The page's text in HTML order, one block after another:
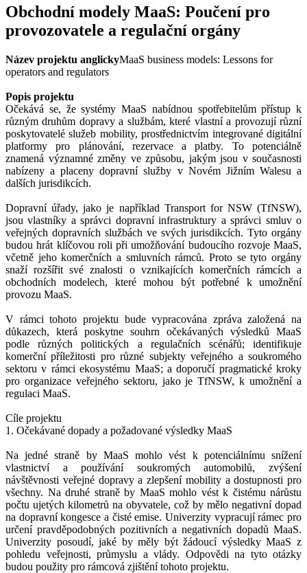
Obchodní modely MaaS: Poučení pro
provozovatele a regulační orgány
Název projektu anglickyMaaS business models: Lessons for
operators and regulators
Popis projektu
Očekává se, že systémy MaaS nabídnou spotřebitelům přístup k
různým druhům dopravy a službám, které vlastní a provozují různí
poskytovatelé služeb mobility, prostřednictvím integrované digitální
platformy pro plánování, rezervace a platby. To potenciálně
znamená významné změny ve způsobu, jakým jsou v současnosti
nabízeny a placeny dopravní služby v Novém Jižním Walesu a
dalších jurisdikcích.
Dopravní úřady, jako je například Transport for NSW (TfNSW),
jsou vlastníky a správci dopravní infrastruktury a správci smluv o
veřejných dopravních službách ve svých jurisdikcích. Tyto orgány
budou hrát klíčovou roli při umožňování budoucího rozvoje MaaS,
včetně jeho komerčních a smluvních rámců. Proto se tyto orgány
snaží rozšířit své znalosti o vznikajících komerčních rámcích a
obchodních modelech, které mohou být potřebné k umožnění
provozu MaaS.
V rámci tohoto projektu bude vypracována zpráva založená na
důkazech, která poskytne souhrn očekávaných výsledků MaaS
podle různých politických a regulačních scénářů; identifikuje
komerční příležitosti pro různé subjekty veřejného a soukromého
sektoru v rámci ekosystému MaaS; a doporučí pragmatické kroky
pro organizace veřejného sektoru, jako je TfNSW, k umožnění a
regulaci MaaS.
Cíle projektu
1. Očekávané dopady a požadované výsledky MaaS
Na jedné straně by MaaS mohlo vést k potenciálnímu snížení
vlastnictví a používání soukromých automobilů, zvýšení
návštěvnosti veřejné dopravy a zlepšení mobility a dostupnosti pro
všechny. Na druhé straně by MaaS mohlo vést k čistému nárůstu
počtu ujetých kilometrů na obyvatele, což by mělo negativní dopad
na dopravní kongesce a čisté emise. Univerzity vypracují rámec pro
určení pravděpodobných pozitivních a negativních dopadů MaaS.
Univerzity posoudí, jaké by měly být žádoucí výsledky MaaS z
pohledu veřejnosti, průmyslu a vlády. Odpovědi na tyto otázky
budou použity pro rámcová zjištění tohoto projektu.